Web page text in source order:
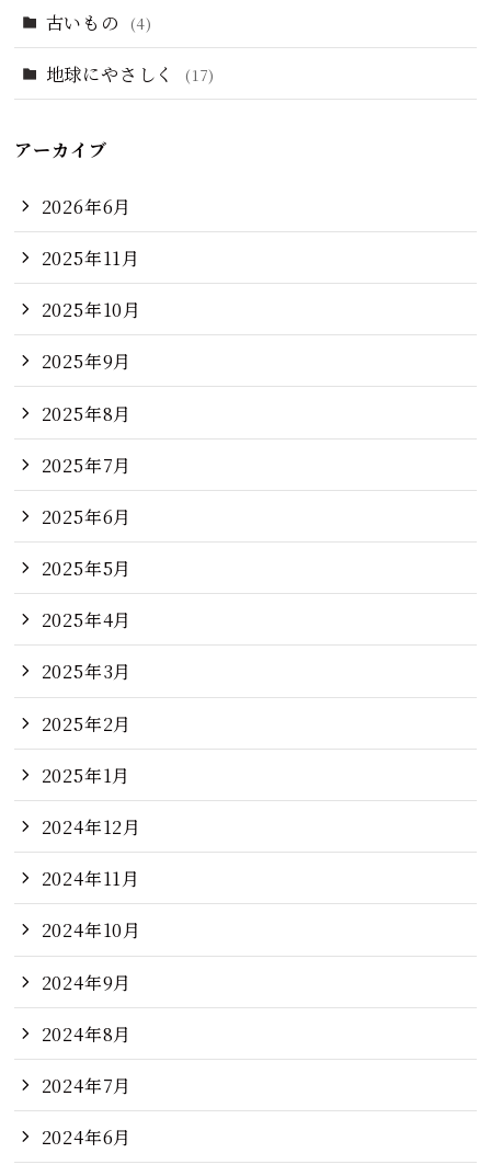
古いもの (4)
地球にやさしく (17)
アーカイブ
2026年6月
2025年11月
2025年10月
2025年9月
2025年8月
2025年7月
2025年6月
2025年5月
2025年4月
2025年3月
2025年2月
2025年1月
2024年12月
2024年11月
2024年10月
2024年9月
2024年8月
2024年7月
2024年6月